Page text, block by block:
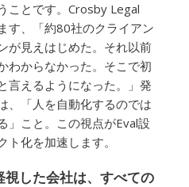
ことです。Crosby Legal
す、「約80社のクライアン
が見えはじめた。それ以前
わからなかった。そこで初
言えるようになった。」発
、「人を自動化するのでは
」こと。この視点がEval設
化を加速します。
視した会社は、すべての